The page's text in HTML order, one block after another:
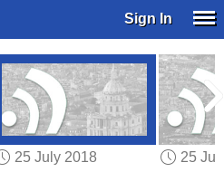
Sign In
25 July 2018
25